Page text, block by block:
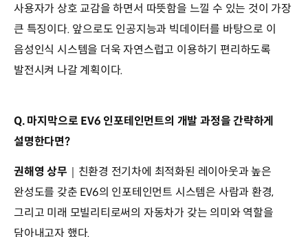
사용자가 상호 교감을 하면서 따뜻함을 느낄 수 있는 것이 가장
큰 특징이다. 앞으로도 인공지능과 빅데이터를 바탕으로 이
음성인식 시스템을 더욱 자연스럽고 이용하기 편리하도록
발전시켜 나갈 계획이다.
Q. 마지막으로 EV6 인포테인먼트의 개발 과정을 간략하게
설명한다면?
권해영 상무 ｜친환경 전기차에 최적화된 레이아웃과 높은
완성도를 갖춘 EV6의 인포테인먼트 시스템은 사람과 환경,
그리고 미래 모빌리티로써의 자동차가 갖는 의미와 역할을
담아내고자 했다.